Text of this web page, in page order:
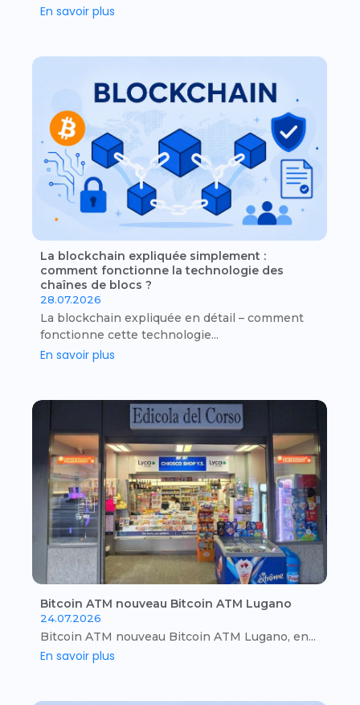
En savoir plus
La blockchain expliquée simplement :
comment fonctionne la technologie des
chaînes de blocs ?
28.07.2026
La blockchain expliquée en détail – comment
fonctionne cette technologie...
En savoir plus
Bitcoin ATM nouveau Bitcoin ATM Lugano
24.07.2026
Bitcoin ATM nouveau Bitcoin ATM Lugano, en...
En savoir plus